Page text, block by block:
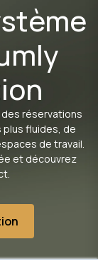
réservations
plus fluides, de
de travail.
et découvrez